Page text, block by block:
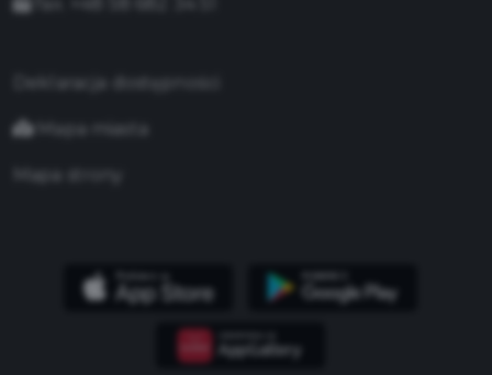
Deklaracja dostępności
Mapa miasta
Mapa strony